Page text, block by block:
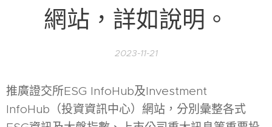
網站，詳如說明。
2023-11-21
推廣證交所ESG InfoHub及Investment
InfoHub（投資資訊中心）網站，分別彙整各式